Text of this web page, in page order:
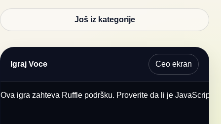
Još iz kategorije
Igraj Voce Ceo ekran
Ova igra zahteva Ruffle podršku. Proverite da li je JavaScript